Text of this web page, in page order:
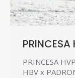
PRINCESA
PRINCESA
HBV x